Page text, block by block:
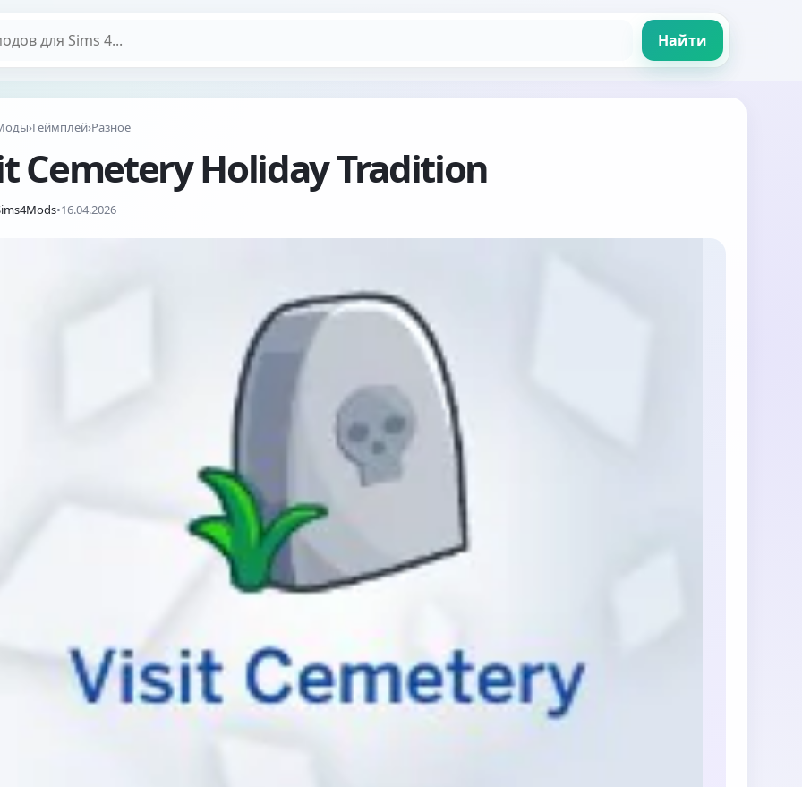
Найти
›Геймплей›Разное
Cemetery Holiday Tradition
•16.04.2026